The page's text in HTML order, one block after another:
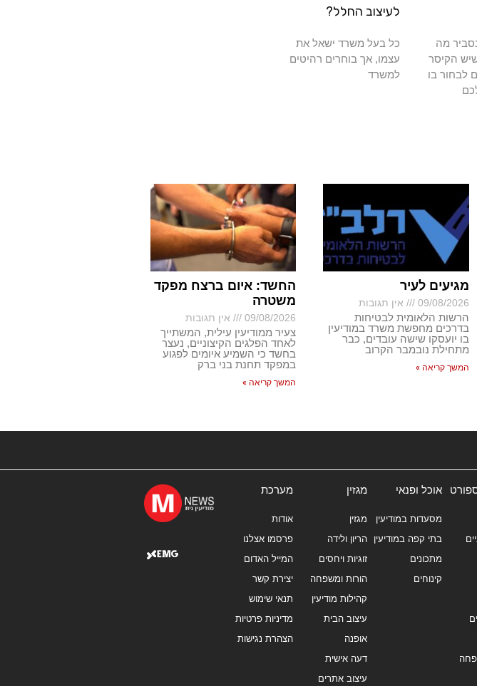
מה
הקיסר
לבחור בו
לעיצוב החלל?
כל בעל משרד ישאל את
עצמו, אך בוחרים רהיטים
למשרד
מגיעים לעיר
09/08/2026 אין תגובות
הרשות הלאומית לבטיחות
בדרכים מחפשת משרד במודיעין
בו יועסקו שישה עובדים, כבר
מתחילת נובמבר הקרוב
המשך קריאה »
החשד: איום ברצח מפקד
משטרה
09/08/2026 אין תגובות
צעיר ממודיעין עילית, המשתייך
לאחד הפלגים הקיצוניים, נעצר
בחשד כי השמיע איומים לפגוע
במפקד תחנת בני ברק
המשך קריאה »
אוכל ופנאי
מסעדות במודיעין
בתי קפה במודיעין
מתכונים
קינוחים
מגזין
מגזין
הריון ולידה
זוגיות ויחסים
הורות ומשפחה
קהילות מודיעין
עיצוב הבית
אופנה
דעה אישית
עיצוב אתרים
מערכת
אודות
פרסמו אצלנו
המייל האדום
יצירת קשר
תנאי שימוש
מדיניות פרטיות
הצהרת נגישות